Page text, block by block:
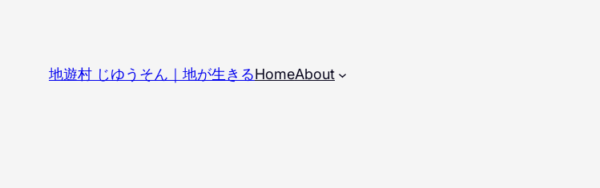
地遊村 じゆうそん｜地が生きるHomeAbout